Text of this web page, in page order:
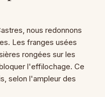
nous redonnons
Les franges usées
rongées sur les
l'effilochage. Ce
selon l'ampleur des